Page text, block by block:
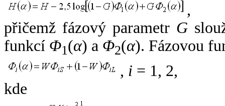
,
přičemž fázový parametr G
funkcí Φ1(α) a Φ2(α). Fázovou
, i = 1, 2,
kde